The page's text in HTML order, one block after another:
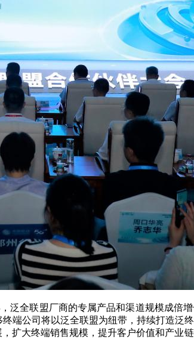
全联盟厂商的专属产品和渠道规模成倍
端公司将以泛全联盟为纽带，持续打造泛
扩大终端销售规模，提升客户价值和产业